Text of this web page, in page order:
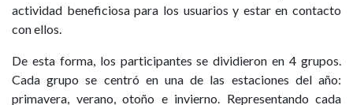
actividad beneficiosa para los usuarios y estar en contacto
con ellos.
De esta forma, los participantes se dividieron en 4 grupos.
Cada grupo se centró en una de las estaciones del año:
primavera, verano, otoño e invierno. Representando cada